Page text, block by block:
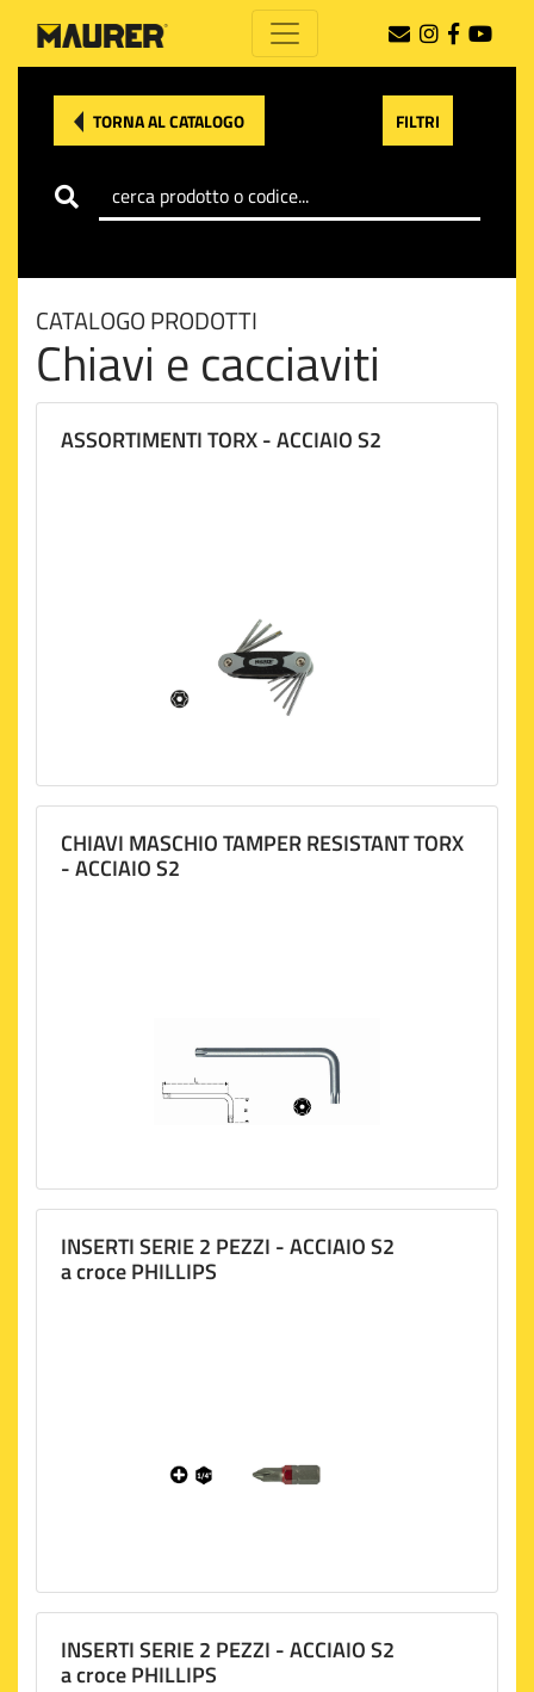
TORNA AL CATALOGO FILTRI
CATALOGO PRODOTTI
Chiavi e cacciaviti
ASSORTIMENTI TORX - ACCIAIO S2
CHIAVI MASCHIO TAMPER RESISTANT TORX
- ACCIAIO S2
INSERTI SERIE 2 PEZZI - ACCIAIO S2
a croce PHILLIPS
INSERTI SERIE 2 PEZZI - ACCIAIO S2
a croce PHILLIPS